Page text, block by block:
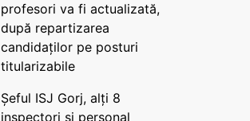
profesori va fi actualizată,
după repartizarea
candidaților pe posturi
titularizabile
Șeful ISJ Gorj, alți 8
inspectori și personal